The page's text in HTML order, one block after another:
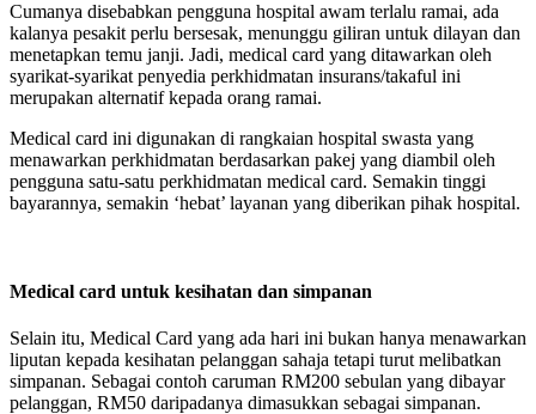
Cumanya disebabkan pengguna hospital awam terlalu ramai, ada
kalanya pesakit perlu bersesak, menunggu giliran untuk dilayan dan
menetapkan temu janji. Jadi, medical card yang ditawarkan oleh
syarikat-syarikat penyedia perkhidmatan insurans/takaful ini
merupakan alternatif kepada orang ramai.
Medical card ini digunakan di rangkaian hospital swasta yang
menawarkan perkhidmatan berdasarkan pakej yang diambil oleh
pengguna satu-satu perkhidmatan medical card. Semakin tinggi
bayarannya, semakin ‘hebat’ layanan yang diberikan pihak hospital.
Medical card untuk kesihatan dan simpanan
Selain itu, Medical Card yang ada hari ini bukan hanya menawarkan
liputan kepada kesihatan pelanggan sahaja tetapi turut melibatkan
simpanan. Sebagai contoh caruman RM200 sebulan yang dibayar
pelanggan, RM50 daripadanya dimasukkan sebagai simpanan.